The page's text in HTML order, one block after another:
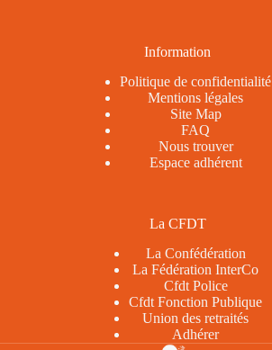
Information
Politique de confidentialité
Mentions légales
Site Map
FAQ
Nous trouver
Espace adhérent
La CFDT
La Confédération
La Fédération InterCo
Cfdt Police
Cfdt Fonction Publique
Union des retraités
Adhérer